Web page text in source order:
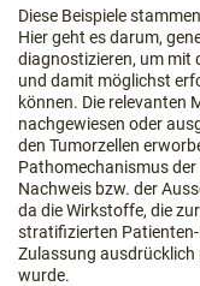
Diese Beispiele
Hier geht es darum,
diagnostizieren, um mit
und damit möglichst
können. Die relevanten
nachgewiesen oder
den Tumorzellen
Pathomechanismus
Nachweis bzw. der
da die Wirkstoffe, die
stratifizierten
Zulassung
wurde.